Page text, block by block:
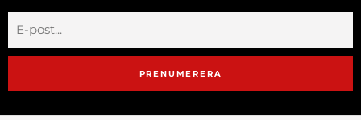
PRENUMERERA